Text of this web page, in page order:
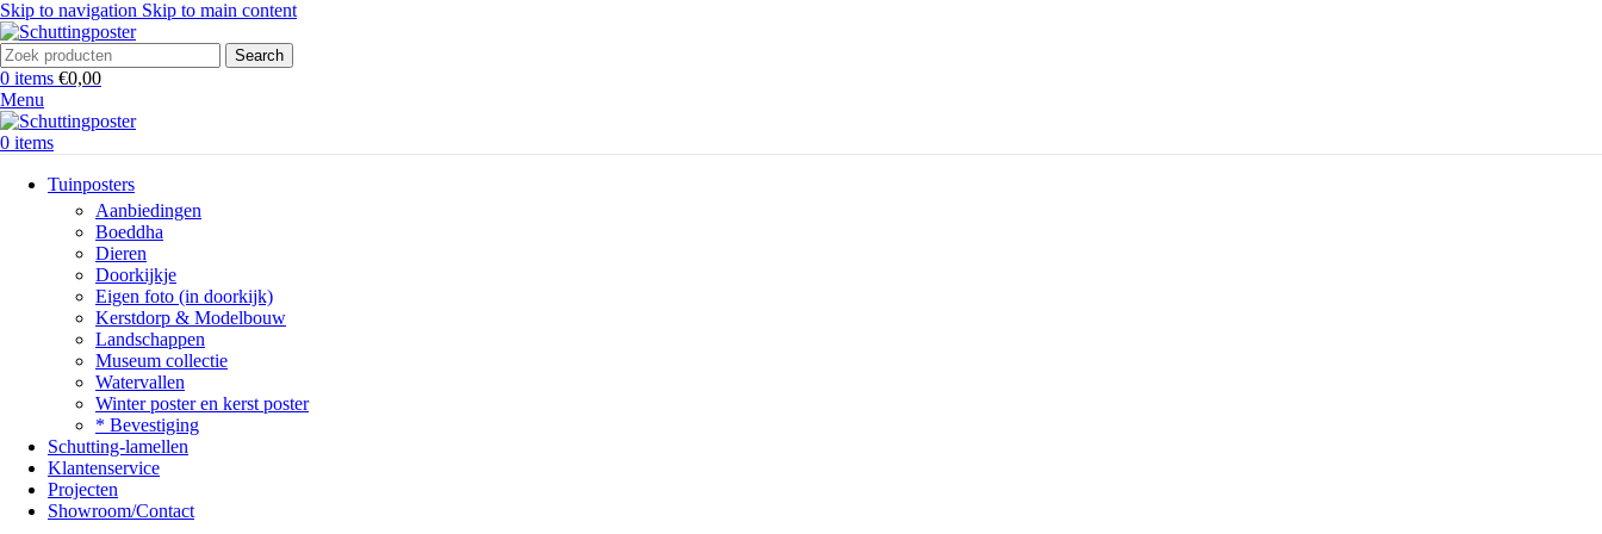
Skip to navigation Skip to main content
Search
0 items €0,00
Menu
0 items
Tuinposters
Aanbiedingen
Boeddha
Dieren
Doorkijkje
Eigen foto (in doorkijk)
Kerstdorp & Modelbouw
Landschappen
Museum collectie
Watervallen
Winter poster en kerst poster
* Bevestiging
Schutting-lamellen
Klantenservice
Projecten
Showroom/Contact